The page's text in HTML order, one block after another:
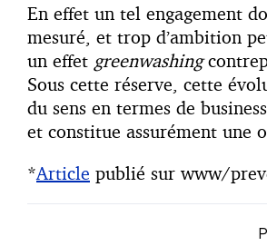
En effet un tel engagement
mesuré, et trop d’ambition
un effet greenwashing
Sous cette réserve, cette
du sens en termes de
et constitue assurément une
*Article publié sur www/